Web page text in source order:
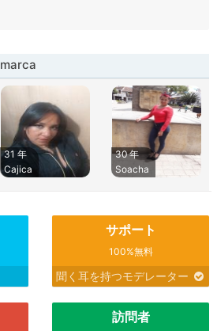
31 年
Cajica
30 年
Soacha
サポート
100%無料
聞く耳を持つモデレーター
訪問者